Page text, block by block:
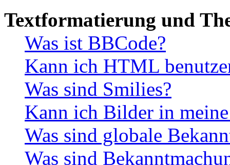
Textformatierung und
Was ist BBCode?
Kann ich HTML
Was sind Smilies?
Kann ich Bilder in
Was sind globale
Was sind